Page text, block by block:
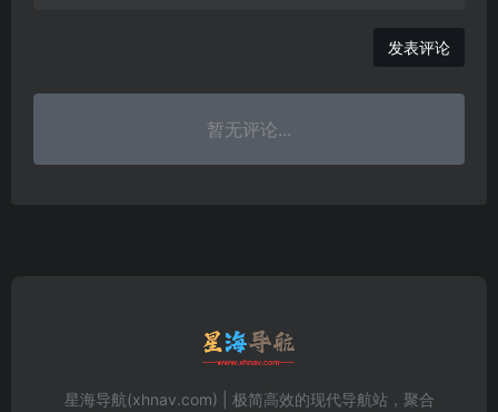
发表评论
暂无评论...
星海导航(xhnav.com) | 极简高效的现代导航站，聚合